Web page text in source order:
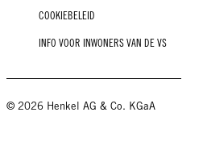
COOKIEBELEID
INFO VOOR INWONERS VAN DE VS
© 2026 Henkel AG & Co. KGaA